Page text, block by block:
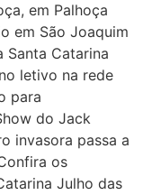
em Palhoça
em São Joaquim
Catarina
letivo na rede
para
do Jack
invasora passa a
os
Julho das